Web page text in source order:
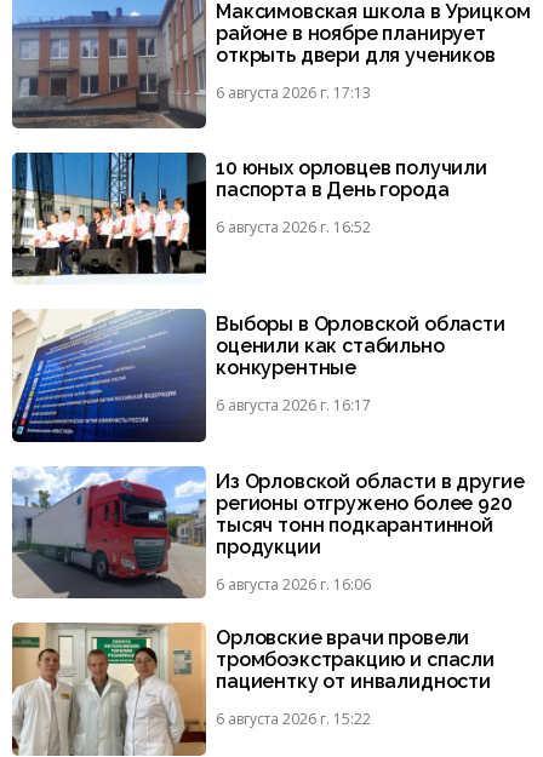
Максимовская школа в Урицком
районе в ноябре планирует
открыть двери для учеников
6 августа 2026 г. 17:13
10 юных орловцев получили
паспорта в День города
6 августа 2026 г. 16:52
Выборы в Орловской области
оценили как стабильно
конкурентные
6 августа 2026 г. 16:17
Из Орловской области в другие
регионы отгружено более 920
тысяч тонн подкарантинной
продукции
6 августа 2026 г. 16:06
Орловские врачи провели
тромбоэкстракцию и спасли
пациентку от инвалидности
6 августа 2026 г. 15:22